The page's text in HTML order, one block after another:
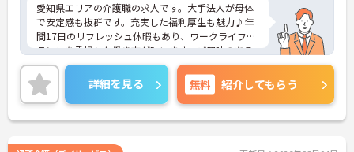
愛知県エリアの介護職の求人です。大手法人が母体
で安定感も抜群です。充実した福利厚生も魅力♪年
間17日のリフレッシュ休暇もあり、ワークライフバ
ランスを重視した働き方が叶います。ご興味のある
方には、面接対策ポイントなど、さらに詳細をお話
しいたしますのでお気軽にご相談ください！
詳細を見る 無料 紹介してもらう